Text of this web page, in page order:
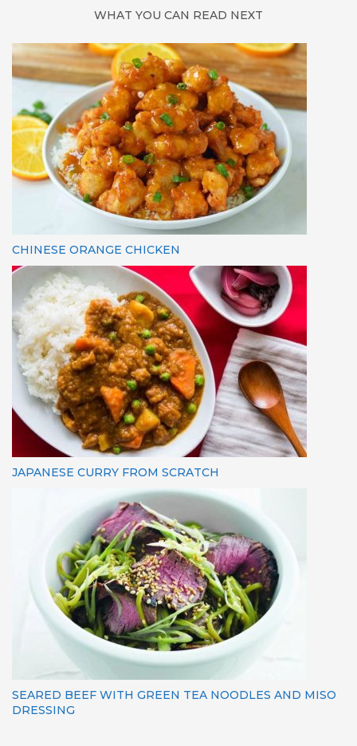
WHAT YOU CAN READ NEXT
CHINESE ORANGE CHICKEN
JAPANESE CURRY FROM SCRATCH
SEARED BEEF WITH GREEN TEA NOODLES AND MISO
DRESSING